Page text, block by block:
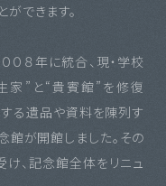
できます。
０８年に統合、現・学校
家”と“貴賓館”を修復
る遺品や資料を陳列す
館が開館しました。その
、記念館全体をリニュ